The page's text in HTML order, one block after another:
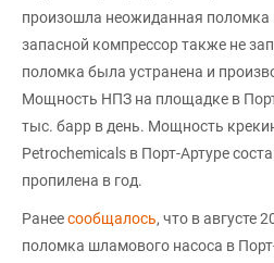
произошла неожиданная поломка
запасной компрессор также не
поломка была устранена и
Мощность НПЗ на площадке в
тыс. барр в день. Мощность
Petrochemicals в Порт-Артуре
пропилена в год.
Ранеесообщалось, что в августе
поломка шламового насоса в